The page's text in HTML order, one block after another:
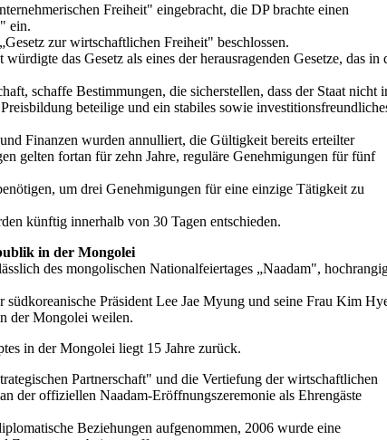
Freiheit" eingebracht, die DP brachte einen
ein.
zur wirtschaftlichen Freiheit" beschlossen.
das Gesetz als eines der herausragenden Gesetze, das in
schaffe Bestimmungen, die sicherstellen, dass der Staat nicht
beteilige und ein stabiles sowie
Finanzen wurden annulliert, die Gültigkeit bereits erteilter
gelten fortan für zehn Jahre, reguläre Genehmigungen für fünf
um drei Genehmigungen für eine einzige Tätigkeit zu
künftig innerhalb von 30 Tagen entschieden.
in der Mongolei
des mongolischen Nationalfeiertages „Naadam",
Präsident Lee Jae Myung und seine Frau Kim
der Mongolei weilen.
in der Mongolei liegt 15 Jahre zurück.
Partnerschaft" und die Vertiefung der wirtschaftlichen
der offiziellen Naadam-Eröffnungszeremonie als Ehrengäste
Beziehungen aufgenommen, 2006 wurde eine